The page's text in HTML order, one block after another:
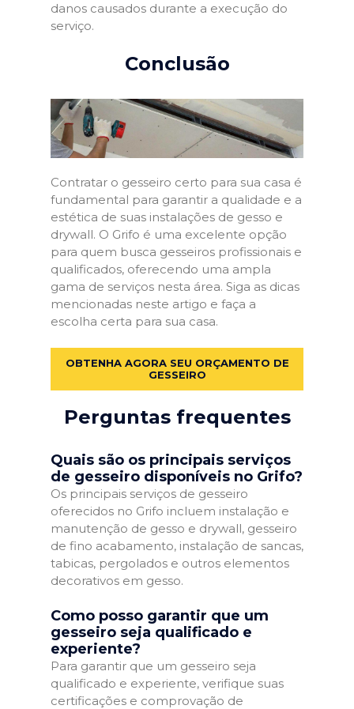
danos causados durante a execução do
serviço.
Conclusão
Contratar o gesseiro certo para sua casa é
fundamental para garantir a qualidade e a
estética de suas instalações de gesso e
drywall. O Grifo é uma excelente opção
para quem busca gesseiros profissionais e
qualificados, oferecendo uma ampla
gama de serviços nesta área. Siga as dicas
mencionadas neste artigo e faça a
escolha certa para sua casa.
OBTENHA AGORA SEU ORÇAMENTO DE
GESSEIRO
Perguntas frequentes
Quais são os principais serviços
de gesseiro disponíveis no Grifo?
Os principais serviços de gesseiro
oferecidos no Grifo incluem instalação e
manutenção de gesso e drywall, gesseiro
de fino acabamento, instalação de sancas,
tabicas, pergolados e outros elementos
decorativos em gesso.
Como posso garantir que um
gesseiro seja qualificado e
experiente?
Para garantir que um gesseiro seja
qualificado e experiente, verifique suas
certificações e comprovação de